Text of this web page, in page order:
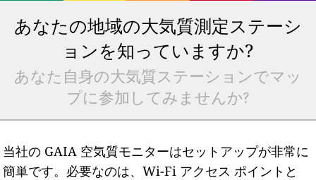
あなたの地域の大気質測定ステーシ
ョンを知っていますか?
あなた自身の大気質ステーションでマッ
プに参加してみませんか?
当社の GAIA 空気質モニターはセットアップが非常に
簡単です。必要なのは、Wi-Fi アクセス ポイントと